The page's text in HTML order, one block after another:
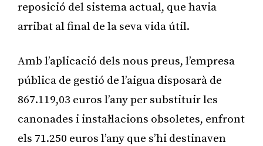
reposició del sistema actual, que havia
arribat al final de la seva vida útil.
Amb l’aplicació dels nous preus, l’empresa
pública de gestió de l’aigua disposarà de
867.119,03 euros l’any per substituir les
canonades i instal·lacions obsoletes, enfront
els 71.250 euros l’any que s’hi destinaven